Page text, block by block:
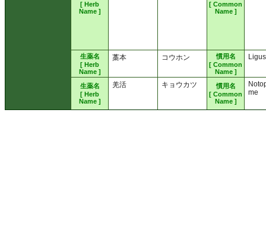
[ Herb
Name ]
[ Common
Name ]
生薬名
[ Herb
Name ]
藁本 コウホン
慣用名
[ Common
Name ]
生薬名
[ Herb
Name ]
羌活 キョウカツ
慣用名
[ Common
Name ]
me